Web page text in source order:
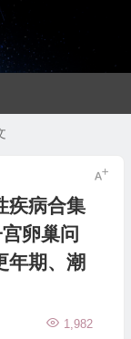
疾病合集
卵巢问
年期、潮
1,982